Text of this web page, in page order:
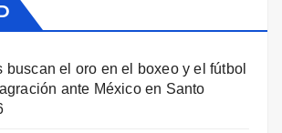
buscan el oro en el boxeo y el fútbol
ante México en Santo